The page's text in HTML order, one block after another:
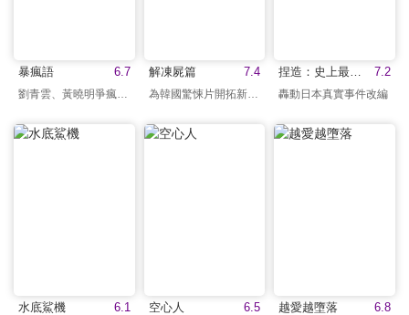
6.7
暴瘋語
劉青雲、黃曉明爭瘋對決
7.4
解凍屍篇
為韓國驚悚片開拓新樣貌
7.2
捏造：史上最惡殺人教師
轟動日本真實事件改編
6.1
水底鯊機 6.5
空心人 6.8
越愛越墮落